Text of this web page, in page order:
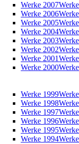
Werke 2007
Werke 2006
Werke 2005
Werke 2004
Werke 2003
Werke 2002
Werke 2001
Werke 2000
Werke 1999
Werke 1998
Werke 1997
Werke 1996
Werke 1995
Werke 1994